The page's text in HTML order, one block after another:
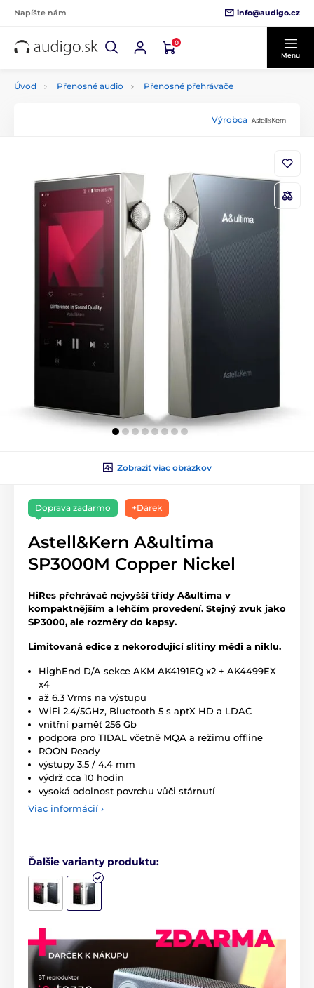
Napíšte nám info@audigo.cz
0
Menu
Úvod Přenosné audio Přenosné přehrávače
Výrobca
Zobraziť viac obrázkov
Doprava zadarmo +Dárek
Astell&Kern A&ultima
SP3000M Copper Nickel
HiRes přehrávač nejvyšší třídy A&ultima v
kompaktnějším a lehčím provedení. Stejný zvuk jako
SP3000, ale rozměry do kapsy.
Limitovaná edice z nekorodující slitiny mědi a niklu.
HighEnd D/A sekce AKM AK4191EQ x2 + AK4499EX
x4
až 6.3 Vrms na výstupu
WiFi 2.4/5GHz, Bluetooth 5 s aptX HD a LDAC
vnitřní paměť 256 Gb
podpora pro TIDAL včetně MQA a režimu offline
ROON Ready
výstupy 3.5 / 4.4 mm
výdrž cca 10 hodin
vysoká odolnost povrchu vůči stárnutí
Viac informácií ›
Ďalšie varianty produktu: